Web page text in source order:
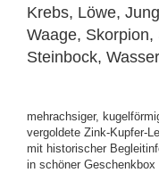
Krebs, Löwe,
Waage, Skorpion,
Steinbock,
mehrachsiger,
vergoldete Zink-Kupfer-
mit historischer
in schöner Geschenkbox